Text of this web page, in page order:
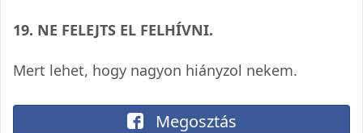
19. NE FELEJTS EL FELHÍVNI.
Mert lehet, hogy nagyon hiány­zol nekem.
Megosztás